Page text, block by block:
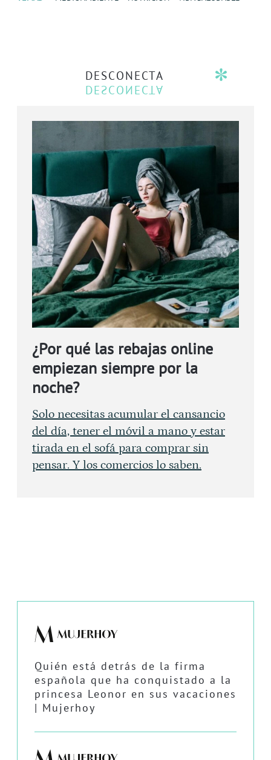
DESCONECTA
¿Por qué las rebajas online
empiezan siempre por la
noche?
Solo necesitas acumular el cansancio
del día, tener el móvil a mano y estar
tirada en el sofá para comprar sin
pensar. Y los comercios lo saben.
Quién está detrás de la firma
española que ha conquistado a la
princesa Leonor en sus vacaciones
| Mujerhoy